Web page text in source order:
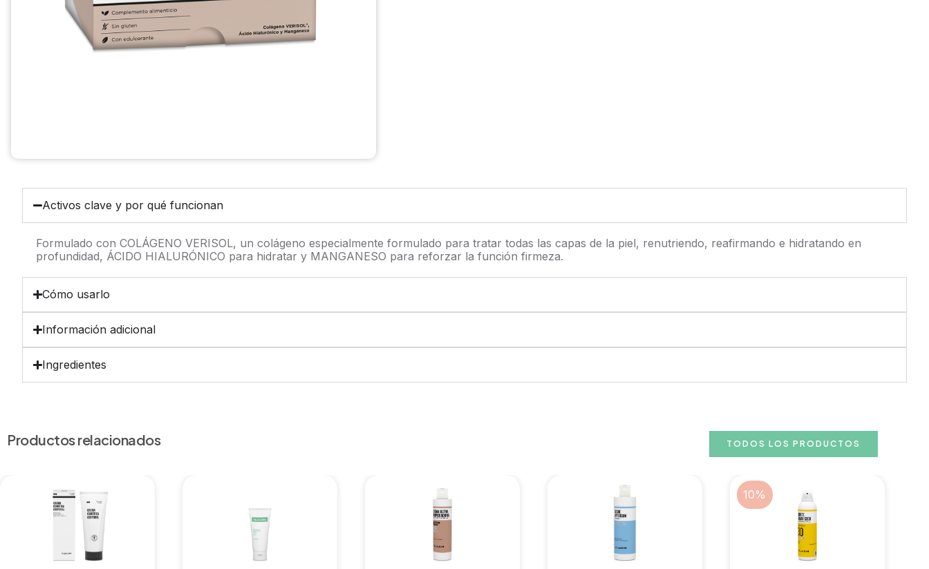
Activos clave y por qué funcionan
Formulado con COLÁGENO VERISOL, un colágeno especialmente formulado para tratar todas las capas de la piel, renutriendo, reafirmando e hidratando en
profundidad, ÁCIDO HIALURÓNICO para hidratar y MANGANESO para reforzar la función firmeza.
Cómo usarlo
Información adicional
Ingredientes
Productos relacionados TODOS LOS PRODUCTOS
10%